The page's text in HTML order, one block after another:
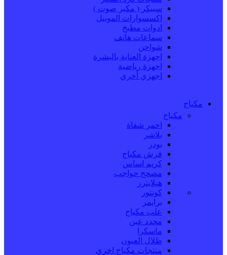
سبيكر ( مكبر صوت )
اكسسوارات الموبيل
ادوات مطبخ
سماعات هاتف
شواحن
اجهزة العناية بالبشرة
اجهزة رياضية
اجهزي أخري
مكياج
مكياج
احمر شفاة
بلاشر
بودر
فرش مكياج
كريم اساس
مصحح حواجب
هيلايترز
كونتور
برايمر
علب مكياج
محدد عين
ماسكرا
ظلال العيون
منتجات مكياج اخري